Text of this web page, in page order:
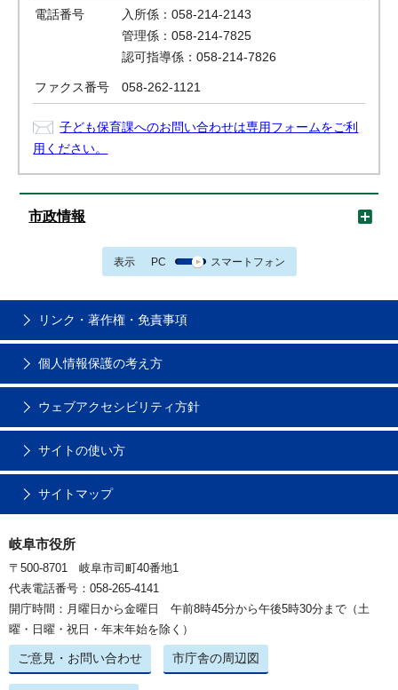
電話番号
入所係：058-214-2143
管理係：058-214-7825
認可指導係：058-214-7826
ファクス番号 058-262-1121
子ども保育課へのお問い合わせは専用フォームをご利
用ください。
市政情報
表示 PC スマートフォン
リンク・著作権・免責事項
個人情報保護の考え方
ウェブアクセシビリティ方針
サイトの使い方
サイトマップ
岐阜市役所
〒500-8701 岐阜市司町40番地1
代表電話番号：058-265-4141
開庁時間：月曜日から金曜日 午前8時45分から午後5時30分まで（土
曜・日曜・祝日・年末年始を除く）
ご意見・お問い合わせ 市庁舎の周辺図